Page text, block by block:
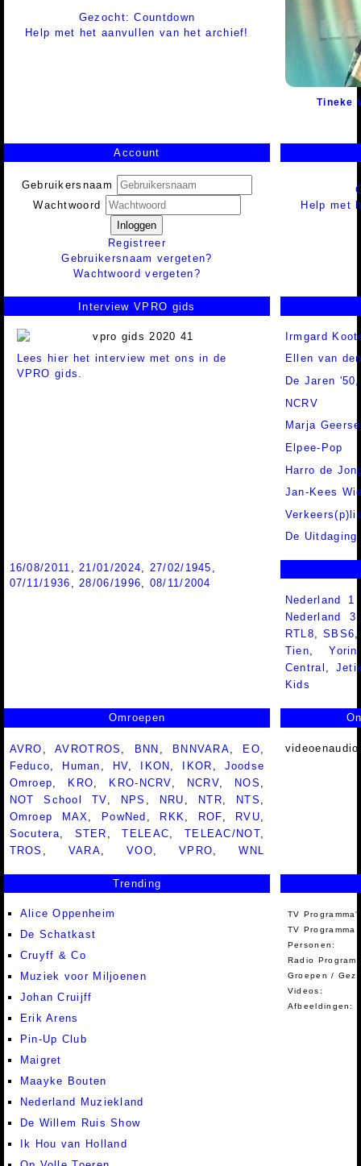
Gezocht: Countdown
Help met het aanvullen van het archief!
Tineke
Account
Gebruikersnaam
Wachtwoord
Inloggen
Registreer
Gebruikersnaam vergeten?
Wachtwoord vergeten?
Help met
Interview VPRO gids
Lees hier het interview met ons in de
VPRO gids.
Irmgard
Ellen van
De Jaren
NCRV
Marja Geerse
Elpee-Pop
Harro de
Jan-Kees
De Uitdaging
16/08/2011 21/01/2024 27/02/1945
07/11/1936
28/06/1996
08/11/2004
Nederland
Nederland
RTL8 ,SBS6
Tien ,Yorin
Central
Kids
Omroepen
AVRO ,AVROTROS BNN BNNVARA EO
Feduco
Human HV IKON IKOR
Joodse
Omroep
KRO KRO-NCRV NCRV NOS
NOT School TV
NPS NRU NTR NTS
Omroep MAX
PowNed RKK ROF RVU
Socutera
STER ,TELEAC TELEAC/NOT
TROS
VARA ,VOO ,VPRO ,WNL
Trending
Alice Oppenheim
De Schatkast
Cruyff & Co
Muziek voor Miljoenen
Johan Cruijff
Erik Arens
Pin-Up Club
Maigret
Maayke Bouten
Nederland Muziekland
De Willem Ruis Show
Ik Hou van Holland
TV
TV Programma
Personen:
Radio
Groepen /
Videos:
Afbeeldingen: